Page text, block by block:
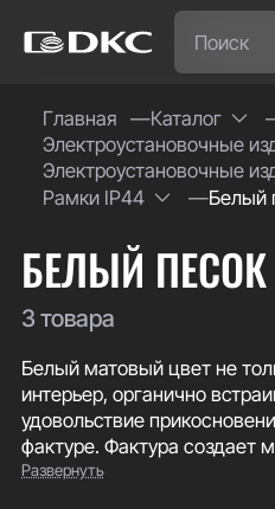
Главная
Каталог
Электроустановочные
Электроустановочные
Рамки IP44
Белый
БЕЛЫЙ ПЕСОК
3 товара
Белый матовый цвет не
интерьер, органично
удовольствие
фактуре. Фактура создает
на котором механизмы
Развернуть
Часто ищут:
Специсполнение